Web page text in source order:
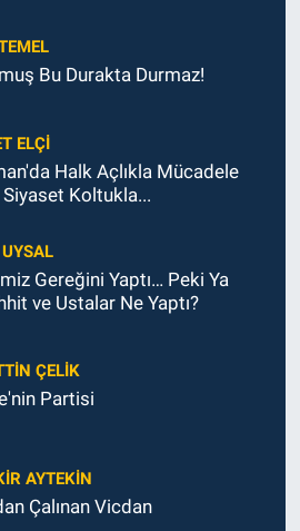
Bu Durakta Durmaz!
ELÇI
Halk Açlıkla Mücadele
Siyaset Koltukla...
Gereğini Yaptı… Peki Ya
ve Ustalar Ne Yaptı?
ÇELİK
Partisi
AYTEKIN
Çalınan Vicdan